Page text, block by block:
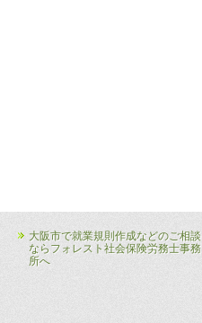
大阪市で就業規則作成などのご相談
ならフォレスト社会保険労務士事務
所へ